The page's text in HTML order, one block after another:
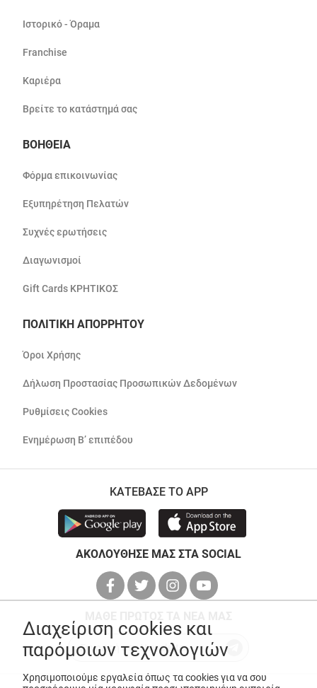
Ιστορικό - Όραμα
Franchise
Καριέρα
Βρείτε το κατάστημά σας
ΒΟΗΘΕΙΑ
Φόρμα επικοινωνίας
Εξυπηρέτηση Πελατών
Συχνές ερωτήσεις
Διαγωνισμοί
Gift Cards ΚΡΗΤΙΚΟΣ
ΠΟΛΙΤΙΚΗ ΑΠΟΡΡΗΤΟΥ
Όροι Χρήσης
Δήλωση Προστασίας Προσωπικών Δεδομένων
Ρυθμίσεις Cookies
Ενημέρωση Β’ επιπέδου
ΚΑΤΕΒΑΣΕ ΤΟ APP
ΑΚΟΛΟΥΘΗΣΕ ΜΑΣ ΣΤΑ SOCIAL
Διαχείριση cookies και
παρόμοιων τεχνολογιών
Χρησιμοποιούμε εργαλεία όπως τα cookies για να σου